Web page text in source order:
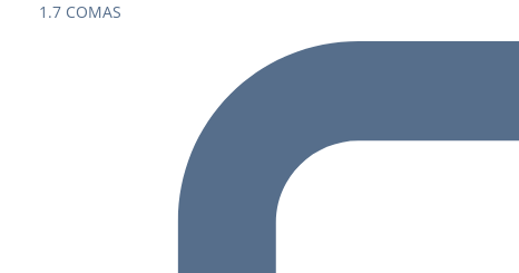
1.7 COMAS